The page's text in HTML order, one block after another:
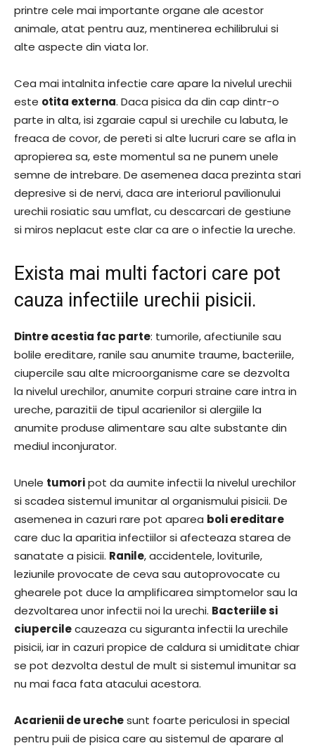
printre cele mai importante organe ale acestor
animale, atat pentru auz, mentinerea echilibrului si
alte aspecte din viata lor.
Cea mai intalnita infectie care apare la nivelul urechii
este otita externa. Daca pisica da din cap dintr-o
parte in alta, isi zgaraie capul si urechile cu labuta, le
freaca de covor, de pereti si alte lucruri care se afla in
apropierea sa, este momentul sa ne punem unele
semne de intrebare. De asemenea daca prezinta stari
depresive si de nervi, daca are interiorul pavilionului
urechii rosiatic sau umflat, cu descarcari de gestiune
si miros neplacut este clar ca are o infectie la ureche.
Exista mai multi factori care pot
cauza infectiile urechii pisicii.
Dintre acestia fac parte: tumorile, afectiunile sau
bolile ereditare, ranile sau anumite traume, bacteriile,
ciupercile sau alte microorganisme care se dezvolta
la nivelul urechilor, anumite corpuri straine care intra in
ureche, parazitii de tipul acarienilor si alergiile la
anumite produse alimentare sau alte substante din
mediul inconjurator.
Unele tumoripot da aumite infectii la nivelul urechilor
si scadea sistemul imunitar al organismului pisicii. De
asemenea in cazuri rare pot aparea boli ereditare
care duc la aparitia infectiilor si afecteaza starea de
sanatate a pisicii. Ranile, accidentele, loviturile,
leziunile provocate de ceva sau autoprovocate cu
ghearele pot duce la amplificarea simptomelor sau la
dezvoltarea unor infectii noi la urechi. Bacteriile si
ciupercilecauzeaza cu siguranta infectii la urechile
pisicii, iar in cazuri propice de caldura si umiditate chiar
se pot dezvolta destul de mult si sistemul imunitar sa
nu mai faca fata atacului acestora.
Acarienii de urechesunt foarte periculosi in special
pentru puii de pisica care au sistemul de aparare al